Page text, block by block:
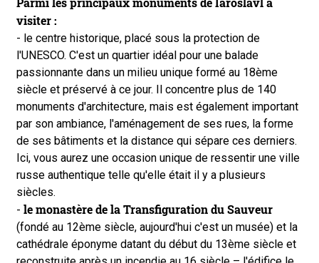
visiter :
- le centre historique, placé sous la protection de
l'UNESCO. C'est un quartier idéal pour une balade
passionnante dans un milieu unique formé au 18ème
siècle et préservé à ce jour. Il concentre plus de 140
monuments d'architecture, mais est également important
par son ambiance, l'aménagement de ses rues, la forme
de ses bâtiments et la distance qui sépare ces derniers.
Ici, vous aurez une occasion unique de ressentir une ville
russe authentique telle qu'elle était il y a plusieurs
siècles.
- le monastère de la Transfiguration du Sauveur
(fondé au 12ème siècle, aujourd'hui c'est un musée) et la
cathédrale éponyme datant du début du 13ème siècle et